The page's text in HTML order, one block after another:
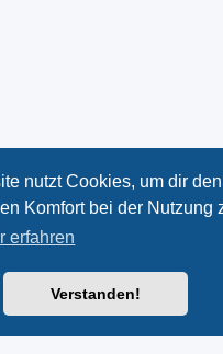
nutzt Cookies, um dir den
Komfort bei der Nutzung
erfahren
Verstanden!